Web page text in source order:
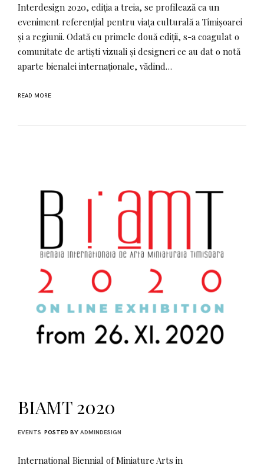
Interdesign 2020, ediția a treia, se profilează ca un
eveniment referențial pentru viața culturală a Timișoarei
și a regiunii. Odată cu primele două ediții, s-a coagulat o
comunitate de artiști vizuali și designeri ce au dat o notă
aparte bienalei internaționale, vădind…
READ MORE
BIAMT 2020
EVENTS POSTED BY ADMINDESIGN
International Biennial of Miniature Arts in